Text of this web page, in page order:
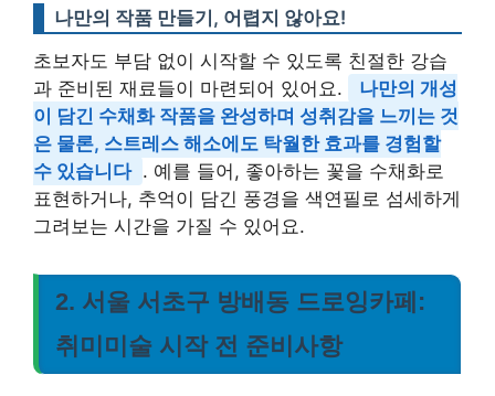
나만의 작품 만들기, 어렵지 않아요!
초보자도 부담 없이 시작할 수 있도록 친절한 강습
과 준비된 재료들이 마련되어 있어요.
나만의 개성
이 담긴 수채화 작품을 완성하며 성취감을 느끼는 것
은 물론, 스트레스 해소에도 탁월한 효과를 경험할
수 있습니다 . 예를 들어, 좋아하는 꽃을 수채화로
표현하거나, 추억이 담긴 풍경을 색연필로 섬세하게
그려보는 시간을 가질 수 있어요.
2. 서울 서초구 방배동 드로잉카페:
취미미술 시작 전 준비사항